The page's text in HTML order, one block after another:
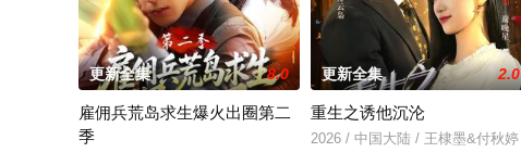
更新全集 8.0
雇佣兵荒岛求生爆火出圈第二
季
更新全集 2.0
重生之诱他沉沦
2026 / 中国大陆 / 王棣墨&付秋婷